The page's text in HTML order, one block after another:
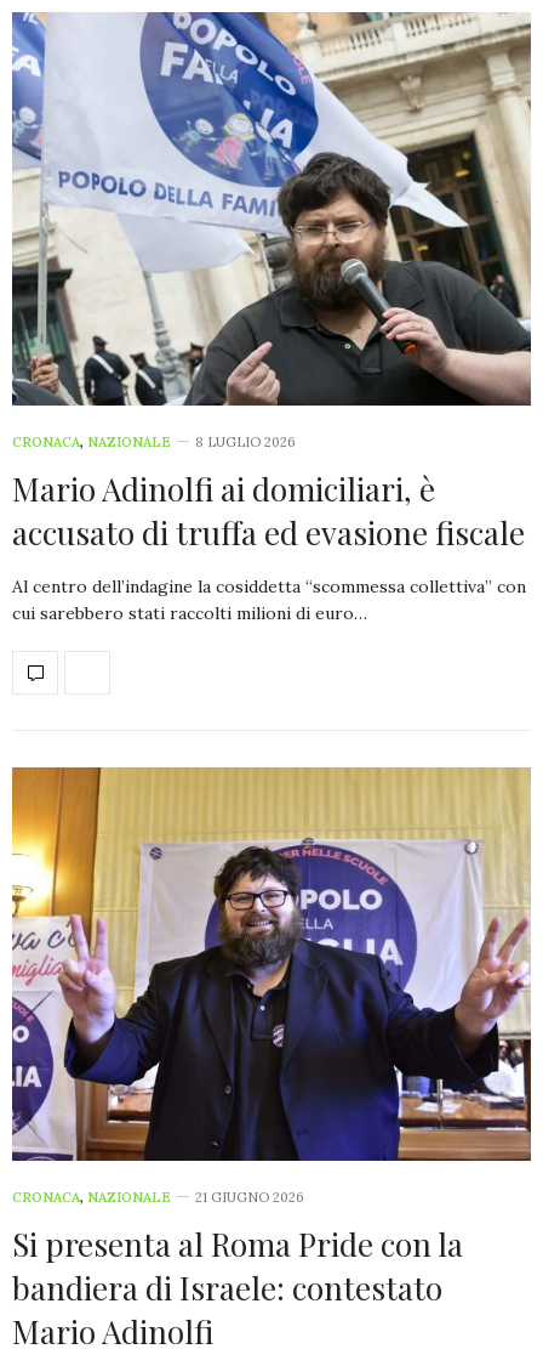
CRONACA, NAZIONALE 8 LUGLIO 2026
Mario Adinolfi ai domiciliari, è
accusato di truffa ed evasione fiscale
Al centro dell’indagine la cosiddetta “scommessa collettiva” con
cui sarebbero stati raccolti milioni di euro…
CRONACA, NAZIONALE 21 GIUGNO 2026
Si presenta al Roma Pride con la
bandiera di Israele: contestato
Mario Adinolfi